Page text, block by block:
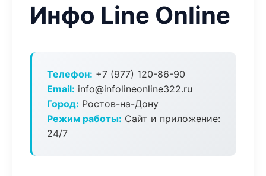
Инфо Line Online
Телефон: +7 (977) 120-86-90
Email: info@infolineonline322.ru
Город: Ростов-на-Дону
Режим работы: Сайт и приложение:
24/7